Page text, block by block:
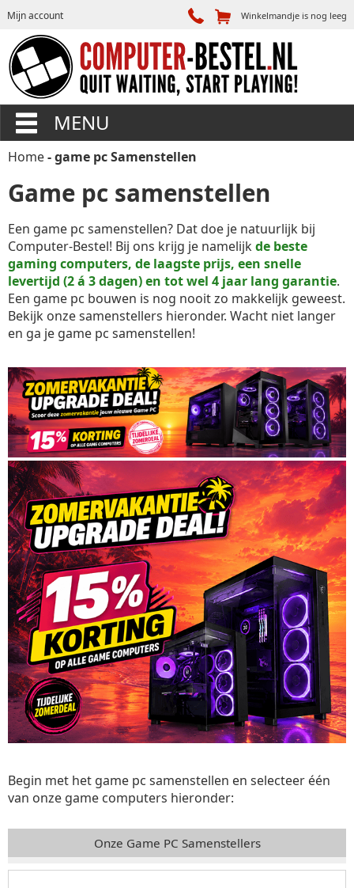
Mijn account Winkelmandje is nog leeg
MENU
Home- game pc Samenstellen
Game pc samenstellen
Een game pc samenstellen? Dat doe je natuurlijk bij
Computer-Bestel! Bij ons krijg je namelijkde beste
gaming computers, de laagste prijs, een snelle
levertijd (2 á 3 dagen) en tot wel 4 jaar lang garantie.
Een game pc bouwen is nog nooit zo makkelijk geweest.
Bekijk onze samenstellers hieronder. Wacht niet langer
en ga je game pc samenstellen!
Begin met het game pc samenstellen en selecteer één
van onze game computers hieronder:
Onze Game PC Samenstellers